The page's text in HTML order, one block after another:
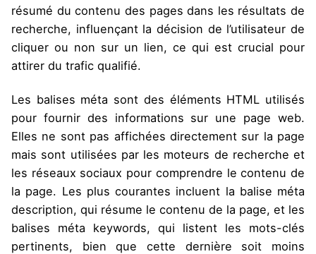
résumé du contenu des pages dans les résultats de
recherche, influençant la décision de l’utilisateur de
cliquer ou non sur un lien, ce qui est crucial pour
attirer du trafic qualifié.
Les balises méta sont des éléments HTML utilisés
pour fournir des informations sur une page web.
Elles ne sont pas affichées directement sur la page
mais sont utilisées par les moteurs de recherche et
les réseaux sociaux pour comprendre le contenu de
la page. Les plus courantes incluent la balise méta
description, qui résume le contenu de la page, et les
balises méta keywords, qui listent les mots-clés
pertinents, bien que cette dernière soit moins